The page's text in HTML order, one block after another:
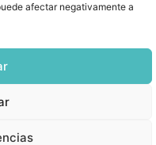
afectar negativamente a